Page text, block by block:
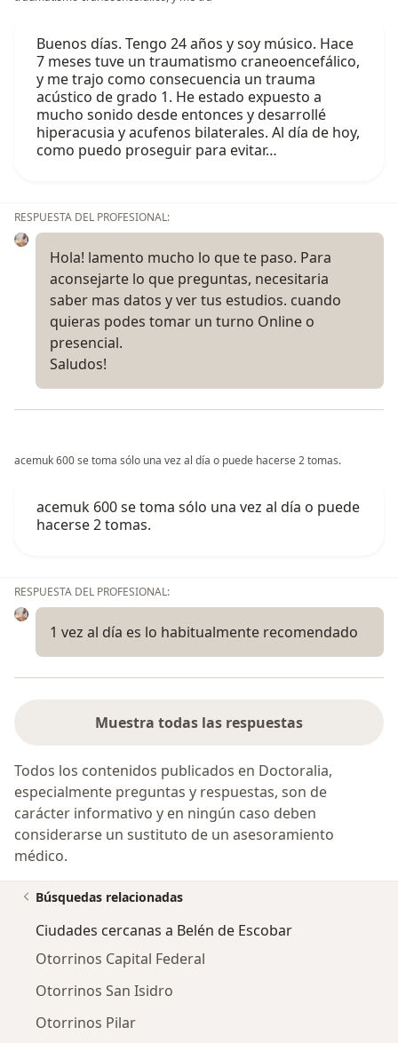
Buenos días. Tengo 24 años y soy músico. Hace
7 meses tuve un traumatismo craneoencefálico,
y me trajo como consecuencia un trauma
acústico de grado 1. He estado expuesto a
mucho sonido desde entonces y desarrollé
hiperacusia y acufenos bilaterales. Al día de hoy,
como puedo proseguir para evitar…
RESPUESTA DEL PROFESIONAL:
Hola! lamento mucho lo que te paso. Para
aconsejarte lo que preguntas, necesitaria
saber mas datos y ver tus estudios. cuando
quieras podes tomar un turno Online o
presencial.
Saludos!
acemuk 600 se toma sólo una vez al día o puede hacerse 2 tomas.
acemuk 600 se toma sólo una vez al día o puede
hacerse 2 tomas.
RESPUESTA DEL PROFESIONAL:
1 vez al día es lo habitualmente recomendado
Muestra todas las respuestas
Todos los contenidos publicados en Doctoralia,
especialmente preguntas y respuestas, son de
carácter informativo y en ningún caso deben
considerarse un sustituto de un asesoramiento
médico.
Búsquedas relacionadas
Ciudades cercanas a Belén de Escobar
Otorrinos Capital Federal
Otorrinos San Isidro
Otorrinos Pilar